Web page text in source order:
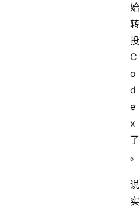
始
转
投
C
o
d
e
x
了
。
说
实